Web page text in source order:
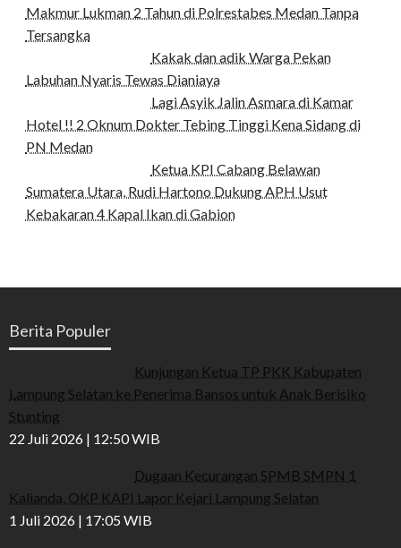
Makmur Lukman 2 Tahun di Polrestabes Medan Tanpa
Tersangka
Kakak dan adik Warga Pekan
Labuhan Nyaris Tewas Dianiaya
Lagi Asyik Jalin Asmara di Kamar
Hotel !! 2 Oknum Dokter Tebing Tinggi Kena Sidang di
PN Medan
Ketua KPI Cabang Belawan
Sumatera Utara, Rudi Hartono Dukung APH Usut
Kebakaran 4 Kapal Ikan di Gabion
Berita Populer
Kunjungan Ketua TP PKK Kabupaten
Lampung Selatan ke Penerima Bansos untuk Anak Berisiko
Stunting
22 Juli 2026 | 12:50 WIB
Dugaan Kecurangan SPMB SMPN 1
Kalianda, OKP KAPI Lapor Kejari Lampung Selatan
1 Juli 2026 | 17:05 WIB